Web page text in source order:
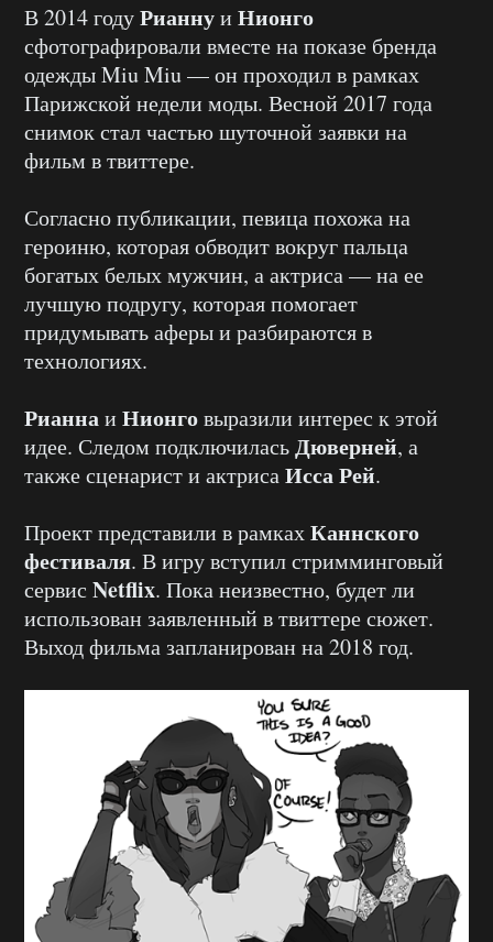
В 2014 годуРианнуи Нионго
сфотографировали вместе на показе бренда
одежды Miu Miu — он проходил в рамках
Парижской недели моды. Весной 2017 года
снимок стал частью шуточной заявки на
фильм в твиттере.
Согласно публикации, певица похожа на
героиню, которая обводит вокруг пальца
богатых белых мужчин, а актриса — на ее
лучшую подругу, которая помогает
придумывать аферы и разбираются в
технологиях.
Рианнаи Нионговыразили интерес к этой
идее. Следом подключиласьДюверней, а
также сценарист и актрисаИсса Рей.
Проект представили в рамкахКаннского
фестиваля. В игру вступил стримминговый
сервис Netflix. Пока неизвестно, будет ли
использован заявленный в твиттере сюжет.
Выход фильма запланирован на 2018 год.